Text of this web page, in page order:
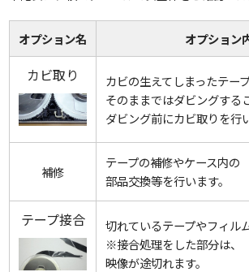
オプション名 オプション
カビ取り
カビの生えてしまったテープ
そのままではダビングする
ダビング前にカビ取りを行
補修
テープの補修やケース内の
部品交換等を行います。
テープ接合
切れているテープやフィル
※接合処理をした部分は、
映像が途切れます。